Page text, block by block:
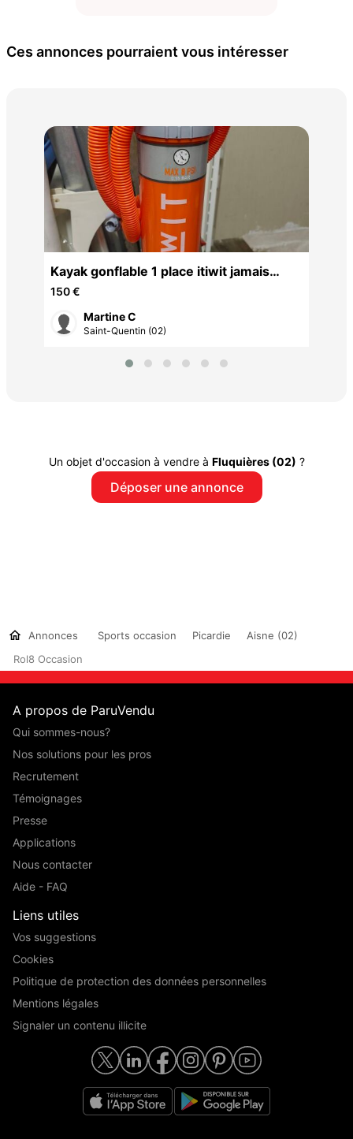
Ces annonces pourraient vous intéresser
Kayak gonflable 1 place itiwit jamais
servi
150 €
Martine C
Saint-Quentin (02)
Un objet d'occasion à vendre à Fluquières (02) ?
Déposer une annonce
Annonces Sports occasion Picardie
Aisne (02)
Rol8 Occasion
A propos de ParuVendu
Qui sommes-nous?
Nos solutions pour les pros
Recrutement
Témoignages
Presse
Applications
Nous contacter
Aide - FAQ
Liens utiles
Vos suggestions
Cookies
Politique de protection des données personnelles
Mentions légales
Signaler un contenu illicite